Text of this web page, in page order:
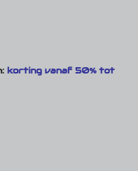
korting vanaf 50% tot